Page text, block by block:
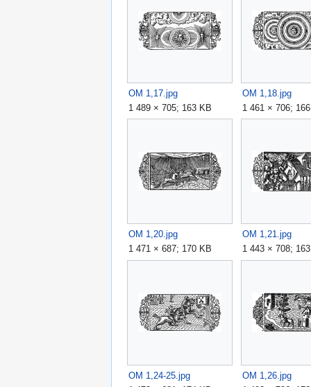
OM 1,17.jpg
1 489 × 705; 163 KB
OM 1,18.jpg
1 461 × 706;
OM 1,20.jpg
1 471 × 687; 170 KB
OM 1,21.jpg
1 443 × 708;
OM 1,24-25.jpg
OM 1,26.jpg